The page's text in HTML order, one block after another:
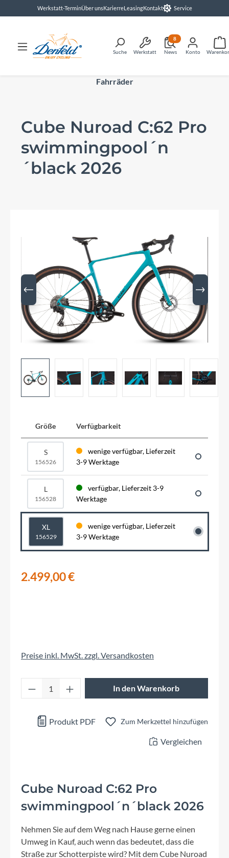
springenWerkstatt-TerminÜber unsKarierreLeasingKontakt Service
Suche Werkstatt News
8
Konto
Fahrräder
Cube Nuroad C:62 Pro
swimmingpool´n
´black 2026
Größe Verfügbarkeit
S
156526
wenige verfügbar, Lieferzeit
3-9 Werktage
L
156528
verfügbar, Lieferzeit 3-9
Werktage
XL
156529
wenige verfügbar, Lieferzeit
3-9 Werktage
2.499,00 €
Preise inkl. MwSt. zzgl. Versandkosten
Produkt Anzahl: Gib den gewünschten
In den Warenkorb
Produkt PDF Zum Merkzettel hinzufügen
Vergleichen
Cube Nuroad C:62 Pro
swimmingpool´n´black 2026
Nehmen Sie auf dem Weg nach Hause gerne einen
Umweg in Kauf, auch wenn das bedeutet, dass die
Straße zur Schotterpiste wird? Mit dem Cube Nuroad